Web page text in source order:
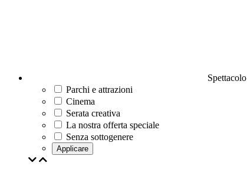
Spettacolo
Parchi e attrazioni
Cinema
Serata creativa
La nostra offerta speciale
Senza sottogenere
Applicare